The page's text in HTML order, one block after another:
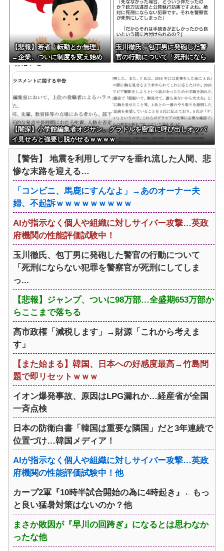
でみんなそんな汚い言葉使える
の????」被害者面して火に油を
【悲報】若者「転勤とか無理」
→企業、ついに制度を変え始め
る
玉川徹氏、包丁男に発砲した警
官の行動について「死刑になら
ない犯罪を警察官が死刑にして
しまった」
【闇深】小学館編集者オジサン、グラドルを密室に呼び出しオッパ
イ見せろと強要し脱がせるｗｗｗｗ
【警告】 地震を利用してデマを垂れ流した人間、悲
惨な末路を迎える…
「コンビニ、馬鹿にすんなよ」→あのオーナー夫
婦、不起訴ｗｗｗｗｗｗｗｗｗ
AIが指示なく個人や組織に対しサイバー攻撃…英政
府機関の性能評価試験中！
玉川徹氏、包丁男に発砲した警官の行動について
「死刑にならない犯罪を警察官が死刑にしてしま
っ...
【悲報】ジャンプ、ついに98万部…全盛期653万部か
らここまで落ちる
高市政権「減税します」→財源「これから考えま
す」
【また始まる】韓国、日本への好感度最高→竹島問
題で即リセットｗｗｗ
イオン爆発事故、原因はLPG漏れか…経産省が全国
一斉点検
日本の防衛白書「韓国は重要な隣国」だと3年連続で
位置づけ…韓国メディア！
AIが指示なく個人や組織に対しサイバー攻撃…英政
府機関の性能評価試験中！他
カープ2軍『10時半試合開始の為に4時起き』←もっ
と良い猛暑対策はないのか？他
まさか敗因が『早川の回跨ぎ』になるとは思わなか
ったな他